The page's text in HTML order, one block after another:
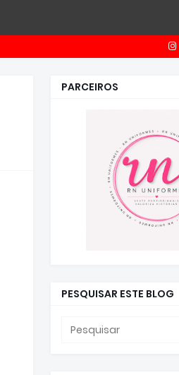
PARCEIROS
PESQUISAR ESTE BLOG